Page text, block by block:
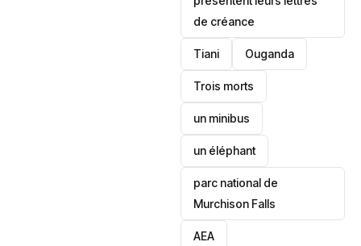
de créance
Tiani ‎Ouganda
Trois morts
un minibus
un éléphant
parc national de
Murchison Falls
AEA